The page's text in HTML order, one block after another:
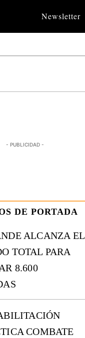
Newsletter
- PUBLICIDAD -
DE PORTADA
ALCANZA EL
TOTAL PARA
8.600
COMBATE